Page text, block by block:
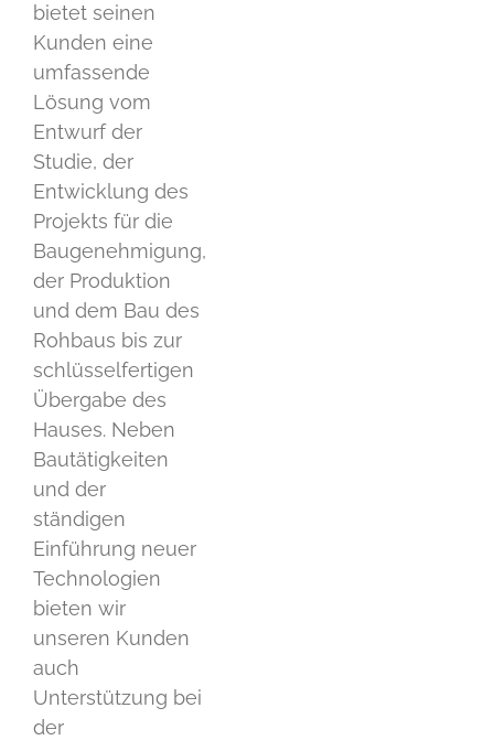
bietet seinen
Kunden eine
umfassende
Lösung vom
Entwurf der
Studie, der
Entwicklung des
Projekts für die
Baugenehmigung,
der Produktion
und dem Bau des
Rohbaus bis zur
schlüsselfertigen
Übergabe des
Hauses. Neben
Bautätigkeiten
und der
ständigen
Einführung neuer
Technologien
bieten wir
unseren Kunden
auch
Unterstützung bei
der